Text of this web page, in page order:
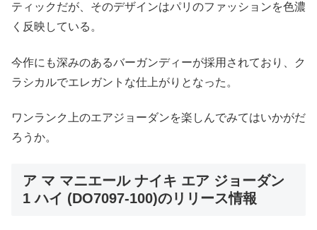
ティックだが、そのデザインはパリのファッションを色濃
く反映している。
今作にも深みのあるバーガンディーが採用されており、ク
ラシカルでエレガントな仕上がりとなった。
ワンランク上のエアジョーダンを楽しんでみてはいかがだ
ろうか。
ア マ マニエール ナイキ エア ジョーダン
1 ハイ (DO7097-100)のリリース情報